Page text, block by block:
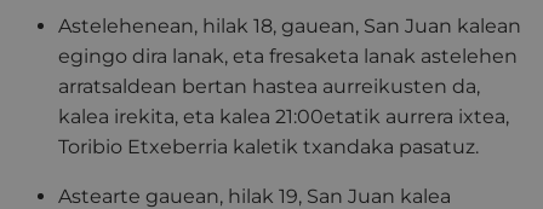
Astelehenean, hilak 18, gauean, San Juan kalean
egingo dira lanak, eta fresaketa lanak astelehen
arratsaldean bertan hastea aurreikusten da,
kalea irekita, eta kalea 21:00etatik aurrera ixtea,
Toribio Etxeberria kaletik txandaka pasatuz.
Astearte gauean, hilak 19, San Juan kalea